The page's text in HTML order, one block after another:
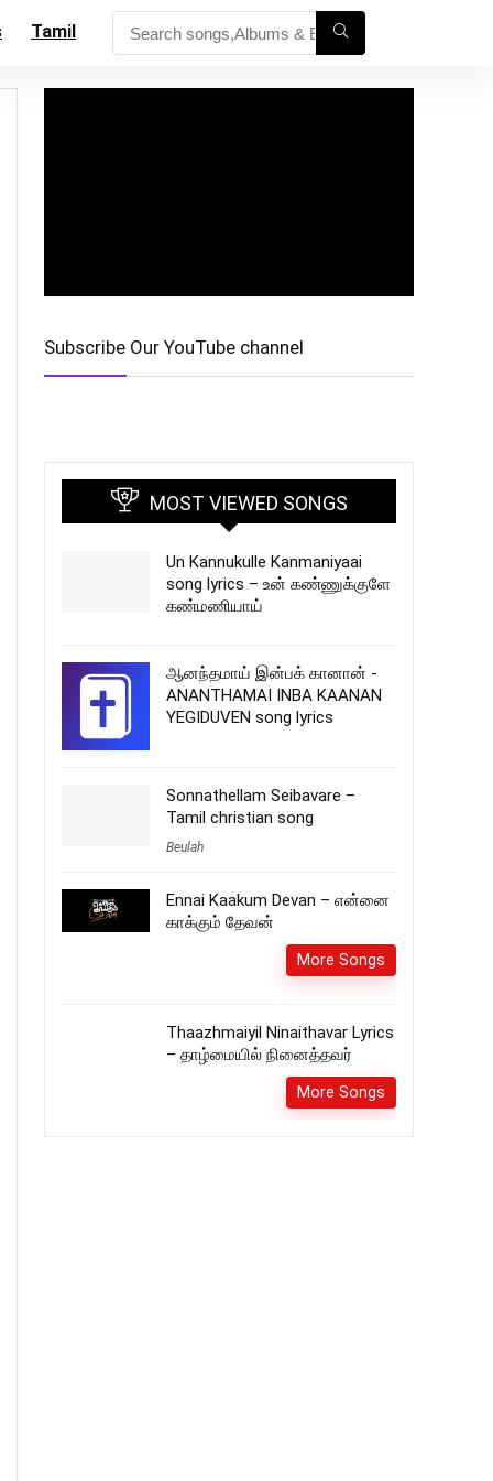
Tamil
Subscribe Our YouTube channel
MOST VIEWED SONGS
Un Kannukulle Kanmaniyaai
song lyrics – உன் கண்ணுக்குளே
கண்மணியாய்
ஆனந்தமாய் இன்பக் கானான் -
ANANTHAMAI INBA KAANAN
YEGIDUVEN song lyrics
Sonnathellam Seibavare –
Tamil christian song
Beulah
Ennai Kaakum Devan – என்னை
காக்கும் தேவன்
More Songs
Thaazhmaiyil Ninaithavar Lyrics
– தாழ்மையில் நினைத்தவர்
More Songs